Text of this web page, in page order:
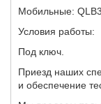
Мобильные:
Условия работы:
Под ключ
Приезд наших
и обеспечение